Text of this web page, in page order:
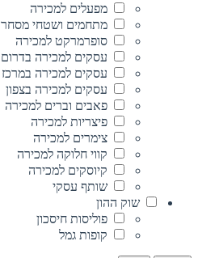
מפעלים למכירה
מתחמים ושטחי מסחר
סופרמרקט למכירה
עסקים למכירה בדרום
עסקים למכירה במרכז
עסקים למכירה בצפון
פאבים וברים למכירה
פיצריות למכירה
צימרים למכירה
קווי חלוקה למכירה
קיוסקים למכירה
שותף עסקי
שוק ההון
פוליסות חיסכון
קופות גמל